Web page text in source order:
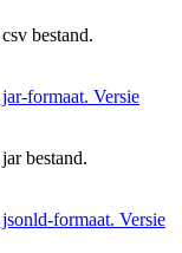
bestand.
formaat. Versie
bestand.
formaat. Versie